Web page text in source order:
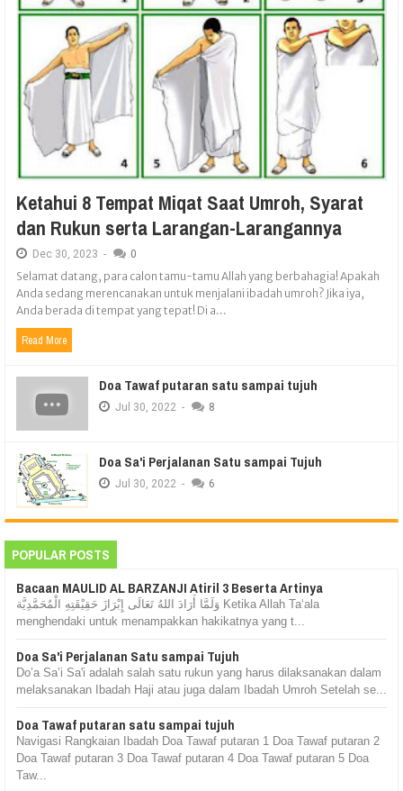
Ketahui 8 Tempat Miqat Saat Umroh, Syarat
dan Rukun serta Larangan-Larangannya
Dec 30, 2023 - 0
Selamat datang, para calon tamu-tamu Allah yang berbahagia! Apakah
Anda sedang merencanakan untuk menjalani ibadah umroh? Jika iya,
Anda berada di tempat yang tepat! Di a...
Read More
Doa Tawaf putaran satu sampai tujuh
Jul 30, 2022 - 8
Doa Sa'i Perjalanan Satu sampai Tujuh
Jul 30, 2022 - 6
POPULAR POSTS
Bacaan MAULID AL BARZANJI Atiril 3 Beserta Artinya
وَلَمَّا أَرَادَ اللهُ تَعَالَى إِبْرَازَ حَقِيْقَتِهِ الْمُحَمَّدِيَّة Ketika Allah Ta‘ala
menghendaki untuk menampakkan hakikatnya yang t...
Doa Sa'i Perjalanan Satu sampai Tujuh
Do’a Sa’i Sa'i adalah salah satu rukun yang harus dilaksanakan dalam
melaksanakan Ibadah Haji atau juga dalam Ibadah Umroh Setelah se...
Doa Tawaf putaran satu sampai tujuh
Navigasi Rangkaian Ibadah Doa Tawaf putaran 1 Doa Tawaf putaran 2
Doa Tawaf putaran 3 Doa Tawaf putaran 4 Doa Tawaf putaran 5 Doa
Taw...